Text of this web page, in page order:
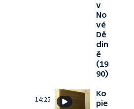
v
No
vé
Dě
din
ě
(19
90)
14:25
Ko
pie